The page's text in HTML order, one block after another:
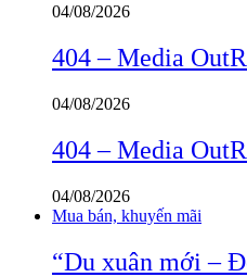
04/08/2026
404 – Media
04/08/2026
404 – Media
04/08/2026
Mua bán, khuyến mãi
“Du xuân mới –